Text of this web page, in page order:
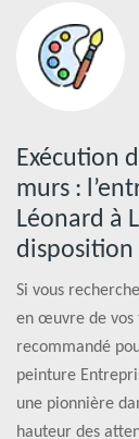
Exécution
murs :
Léonard à
disposition
Si vous
en œuvre de vos
recommandé
peinture
une pionnière
hauteur des